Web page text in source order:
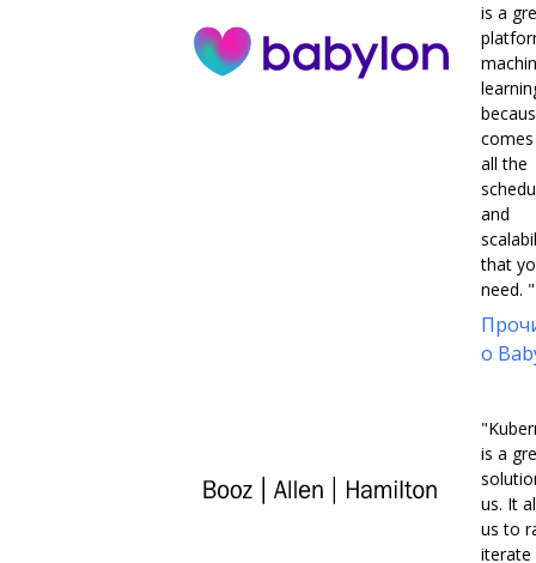
is a
all the
and
that
need. "
о
is a
us. It
us to
iterate